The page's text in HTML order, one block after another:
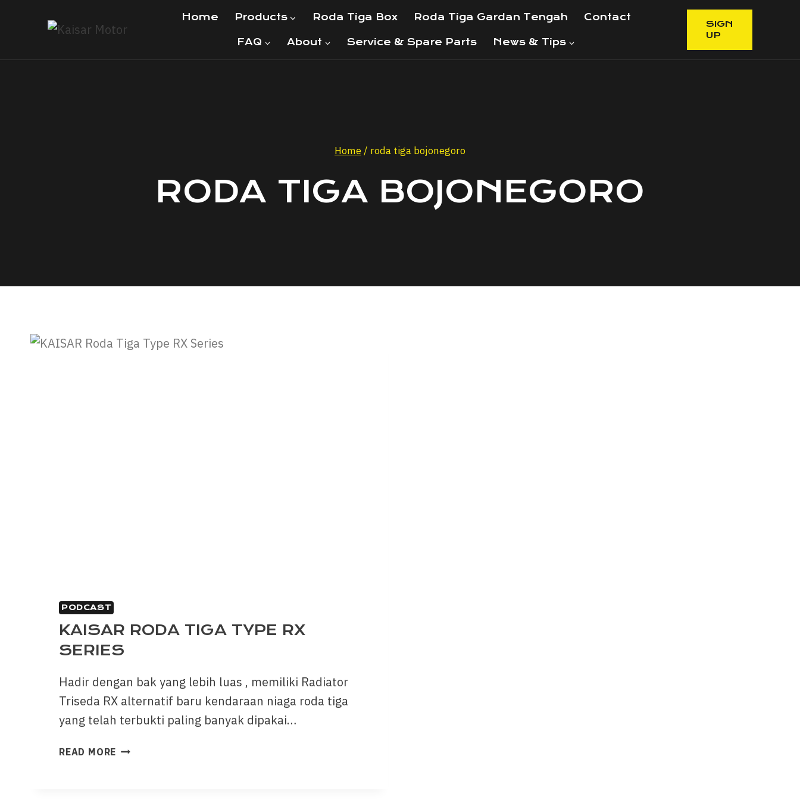
Home Products Roda Tiga Box Roda Tiga Gardan Tengah Contact
FAQ About Service & Spare Parts News & Tips
SIGN
UP
Home/ roda tiga bojonegoro
RODA TIGA BOJONEGORO
PODCAST
KAISAR RODA TIGA TYPE RX
SERIES
Hadir dengan bak yang lebih luas , memiliki Radiator
Triseda RX alternatif baru kendaraan niaga roda tiga
yang telah terbukti paling banyak dipakai…
READ MORE